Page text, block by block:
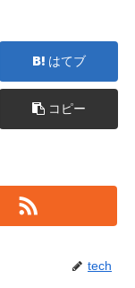
はてブ
コピー
tech